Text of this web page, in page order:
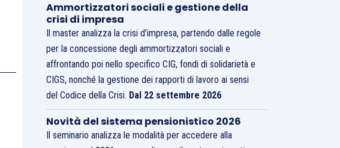
Ammortizzatori sociali e gestione della
crisi di impresa
Il master analizza la crisi d’impresa, partendo dalle regole
per la concessione degli ammortizzatori sociali e
affrontando poi nello specifico CIG, fondi di solidarietà e
CIGS, nonché la gestione dei rapporti di lavoro ai sensi
del Codice della Crisi. Dal 22 settembre 2026
Novità del sistema pensionistico 2026
Il seminario analizza le modalità per accedere alla